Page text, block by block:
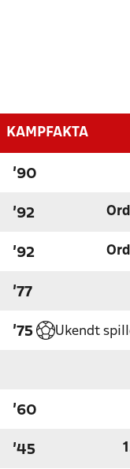
KAMPFAKTA
'90
'92
'92
'77
'75 Ukendt
'60
'45